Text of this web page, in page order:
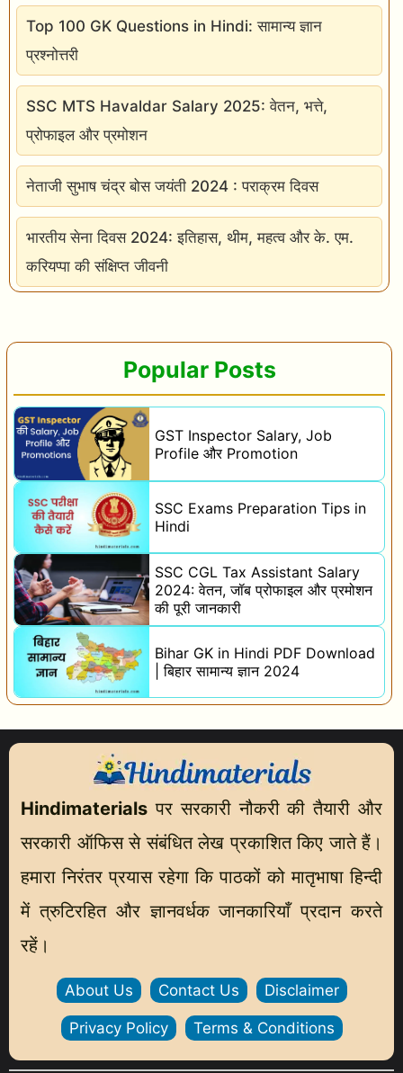
Top 100 GK Questions in Hindi: सामान्य ज्ञान
प्रश्नोत्तरी
SSC MTS Havaldar Salary 2025: वेतन, भत्ते,
प्रोफाइल और प्रमोशन
नेताजी सुभाष चंद्र बोस जयंती 2024 : पराक्रम दिवस
भारतीय सेना दिवस 2024: इतिहास, थीम, महत्व और के. एम.
करियप्पा की संक्षिप्त जीवनी
Popular Posts
GST Inspector Salary, Job
Profile और Promotion
SSC Exams Preparation Tips in
Hindi
SSC CGL Tax Assistant Salary
2024: वेतन, जॉब प्रोफाइल और प्रमोशन
की पूरी जानकारी
Bihar GK in Hindi PDF Download
| बिहार सामान्य ज्ञान 2024
Hindimaterials पर सरकारी नौकरी की तैयारी और
सरकारी ऑफिस से संबंधित लेख प्रकाशित किए जाते हैं।
हमारा निरंतर प्रयास रहेगा कि पाठकों को मातृभाषा हिन्दी
में त्रुटिरहित और ज्ञानवर्धक जानकारियाँ प्रदान करते
रहें।
About Us Contact Us Disclaimer
Privacy Policy Terms & Conditions